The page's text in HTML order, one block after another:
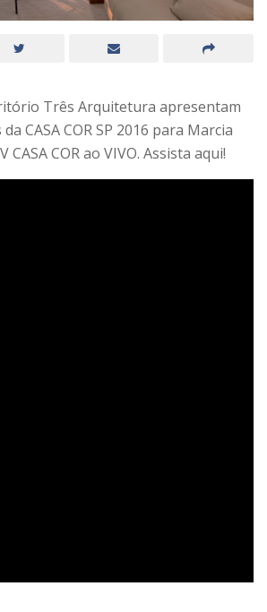
Três Arquitetura apresentam
CASA COR SP 2016 para Marcia
COR ao VIVO. Assista aqui!